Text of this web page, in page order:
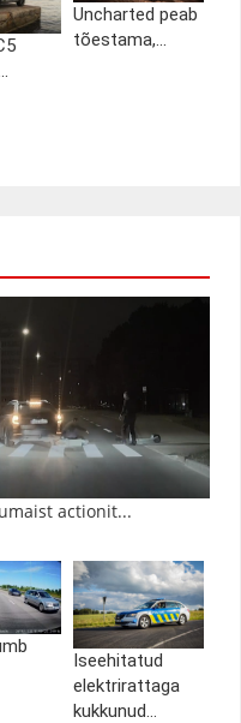
Uncharted peab
tõestama,...
actionit...
Iseehitatud
elektrirattaga
kukkunud...